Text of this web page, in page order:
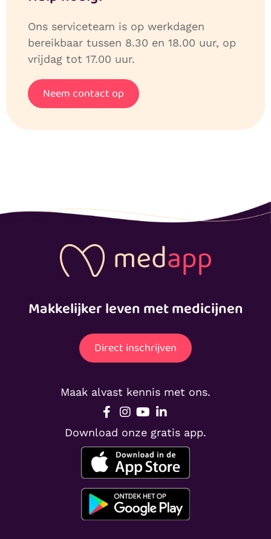
Ons serviceteam is op werkdagen
bereikbaar tussen 8.30 en 18.00 uur, op
vrijdag tot 17.00 uur.
Neem contact op
Makkelijker leven met medicijnen
Direct inschrijven
Maak alvast kennis met ons.
Download onze gratis app.